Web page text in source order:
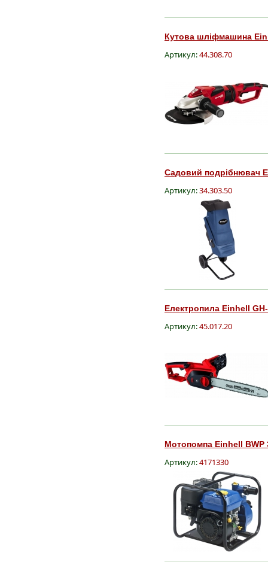
Кутова шліфмашина
Артикул:44.308.70
Садовий подрібнювач
Артикул:34.303.50
Електропила Einhell
Артикул:45.017.20
Мотопомпа Einhell BWP
Артикул:4171330